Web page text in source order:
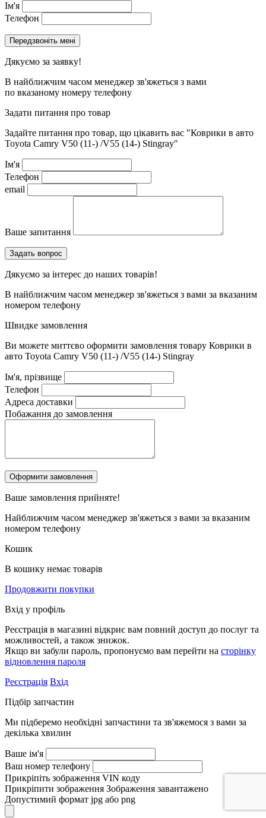
Ім'я
Телефон
Дякуємо за заявку!
В найближчим часом менеджер зв'яжеться з вами
по вказаному номеру телефону
Задати питання про товар
Задайте питання про товар, що цікавить вас "Коврики в авто
Toyota Camry V50 (11-) /V55 (14-) Stingray"
Ім'я
Телефон
email
Ваше запитання
Дякуємо за інтерес до наших товарів!
В найближчим часом менеджер зв'яжеться з вами за вказаним
номером телефону
Швидке замовлення
Ви можете миттєво оформити замовлення товару Коврики в
авто Toyota Camry V50 (11-) /V55 (14-) Stingray
Ім'я, прізвище
Телефон
Адреса доставки
Побажання до замовлення
Ваше замовлення прийняте!
Найближчим часом менеджер зв'яжеться з вами за вказаним
номером телефону
Кошик
В кошику немає товарів
Продовжити покупки
Вхід у профіль
Реєстрація в магазині відкриє вам повний доступ до послуг та
можливостей, а також знижок.
Якщо ви забули пароль, пропонуємо вам перейти на сторінку
відновлення пароля
Реєстрація Вхід
Підбір запчастин
Ми підберемо необхідні запчастини та зв'яжемося з вами за
декілька хвилин
Ваше ім'я
Ваш номер телефону
Прикріпіть зображення VIN коду
Прикріпити зображення Зображення завантажено
Допустимий формат jpg або png